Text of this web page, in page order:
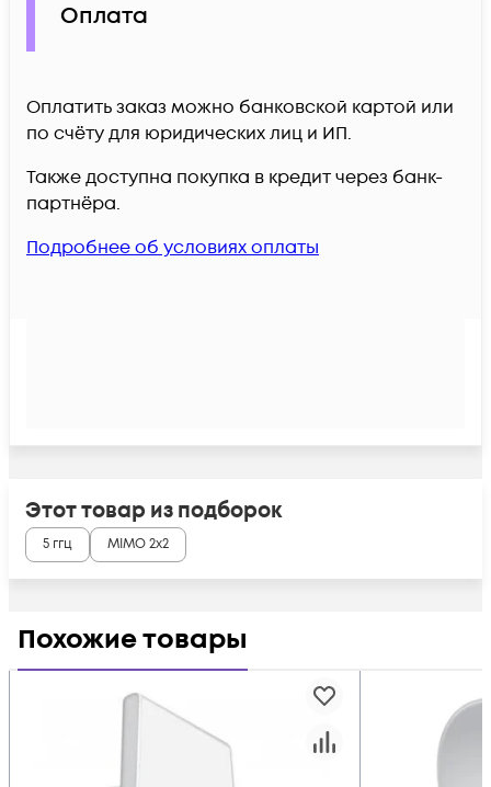
Оплата
Оплатить заказ можно банковской картой или
по счёту для юридических лиц и ИП.
Также доступна покупка в кредит через банк-
партнёра.
Подробнее об условиях оплаты
Этот товар из подборок
5 ггц MIMO 2x2
Похожие товары